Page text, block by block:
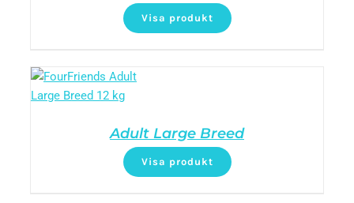
Visa produkt
Adult Large Breed
Visa produkt